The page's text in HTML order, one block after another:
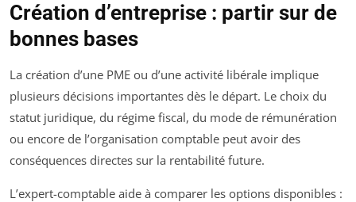
Création d’entreprise : partir sur de
bonnes bases
La création d’une PME ou d’une activité libérale implique
plusieurs décisions importantes dès le départ. Le choix du
statut juridique, du régime fiscal, du mode de rémunération
ou encore de l’organisation comptable peut avoir des
conséquences directes sur la rentabilité future.
L’expert-comptable aide à comparer les options disponibles :